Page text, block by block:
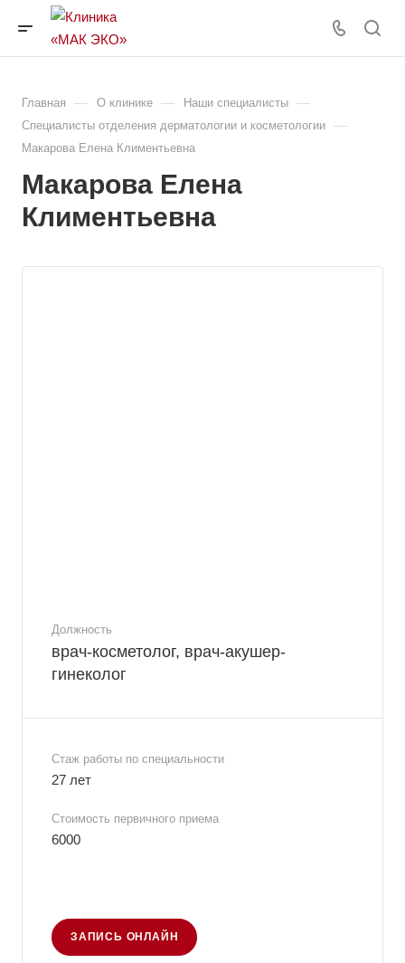
Главная — О клинике — Наши специалисты —
Специалисты отделения дерматологии и косметологии —
Макарова Елена Климентьевна
Макарова Елена
Климентьевна
Должность
врач-косметолог, врач-акушер-
гинеколог
Стаж работы по специальности
27 лет
Стоимость первичного приема
6000
ЗАПИСЬ ОНЛАЙН